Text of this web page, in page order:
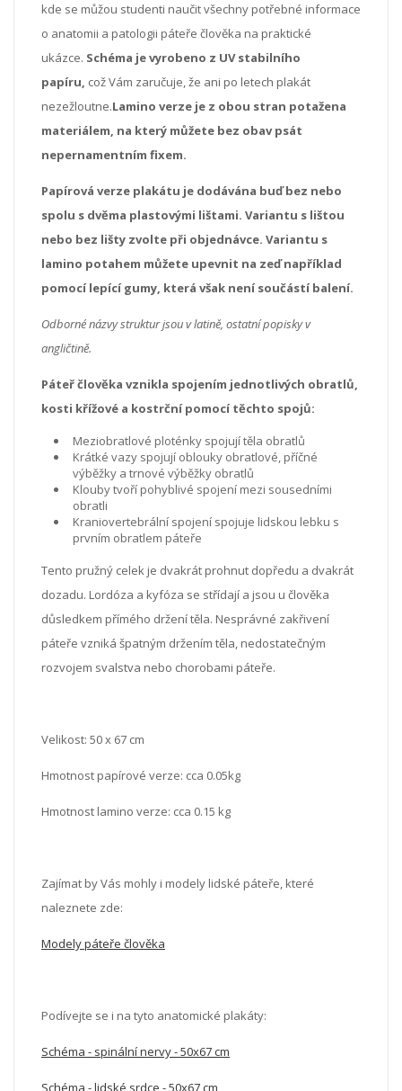
kde se můžou studenti naučit všechny potřebné informace
o anatomii a patologii páteře člověka na praktické
ukázce. Schéma je vyrobeno z UV stabilního
papíru, což Vám zaručuje, že ani po letech plakát
nezežloutne.Lamino verze je z obou stran potažena
materiálem, na který můžete bez obav psát
nepernamentním fixem.
Papírová verze plakátu je dodávána buď bez nebo
spolu s dvěma plastovými lištami. Variantu s lištou
nebo bez lišty zvolte při objednávce. Variantu s
lamino potahem můžete upevnit na zeď například
pomocí lepící gumy, která však není součástí balení.
Odborné názvy struktur jsou v latině, ostatní popisky v
angličtině.
Páteř člověka vznikla spojením jednotlivých obratlů,
kosti křížové a kostrční pomocí těchto spojů:
Meziobratlové ploténky spojují těla obratlů
Krátké vazy spojují oblouky obratlové, příčné
výběžky a trnové výběžky obratlů
Klouby tvoří pohyblivé spojení mezi sousedními
obratli
Kraniovertebrální spojení spojuje lidskou lebku s
prvním obratlem páteře
Tento pružný celek je dvakrát prohnut dopředu a dvakrát
dozadu. Lordóza a kyfóza se střídají a jsou u člověka
důsledkem přímého držení těla. Nesprávné zakřivení
páteře vzniká špatným držením těla, nedostatečným
rozvojem svalstva nebo chorobami páteře.
Velikost: 50 x 67 cm
Hmotnost papírové verze: cca 0.05kg
Hmotnost lamino verze: cca 0.15 kg
Zajímat by Vás mohly i modely lidské páteře, které
naleznete zde:
Modely páteře člověka
Podívejte se i na tyto anatomické plakáty:
Schéma - spinální nervy - 50x67 cm
Schéma - lidské srdce - 50x67 cm